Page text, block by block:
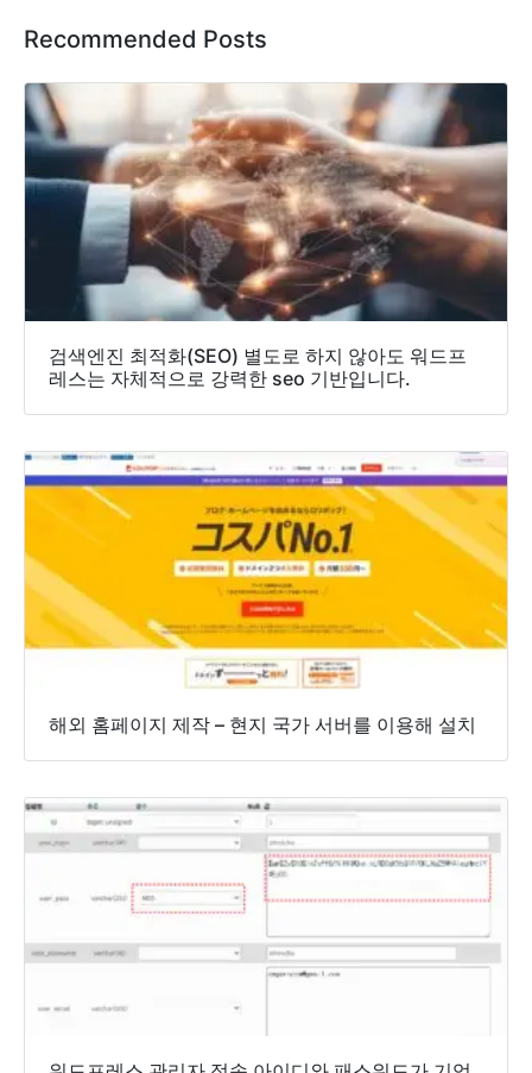
Recommended Posts
검색엔진 최적화(SEO) 별도로 하지 않아도 워드프
레스는 자체적으로 강력한 seo 기반입니다.
해외 홈페이지 제작 – 현지 국가 서버를 이용해 설치